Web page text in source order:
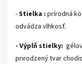
-Stielka : prírodná
odvádza vlhkosť.
- Výplň stielky:
prirodzený tvar